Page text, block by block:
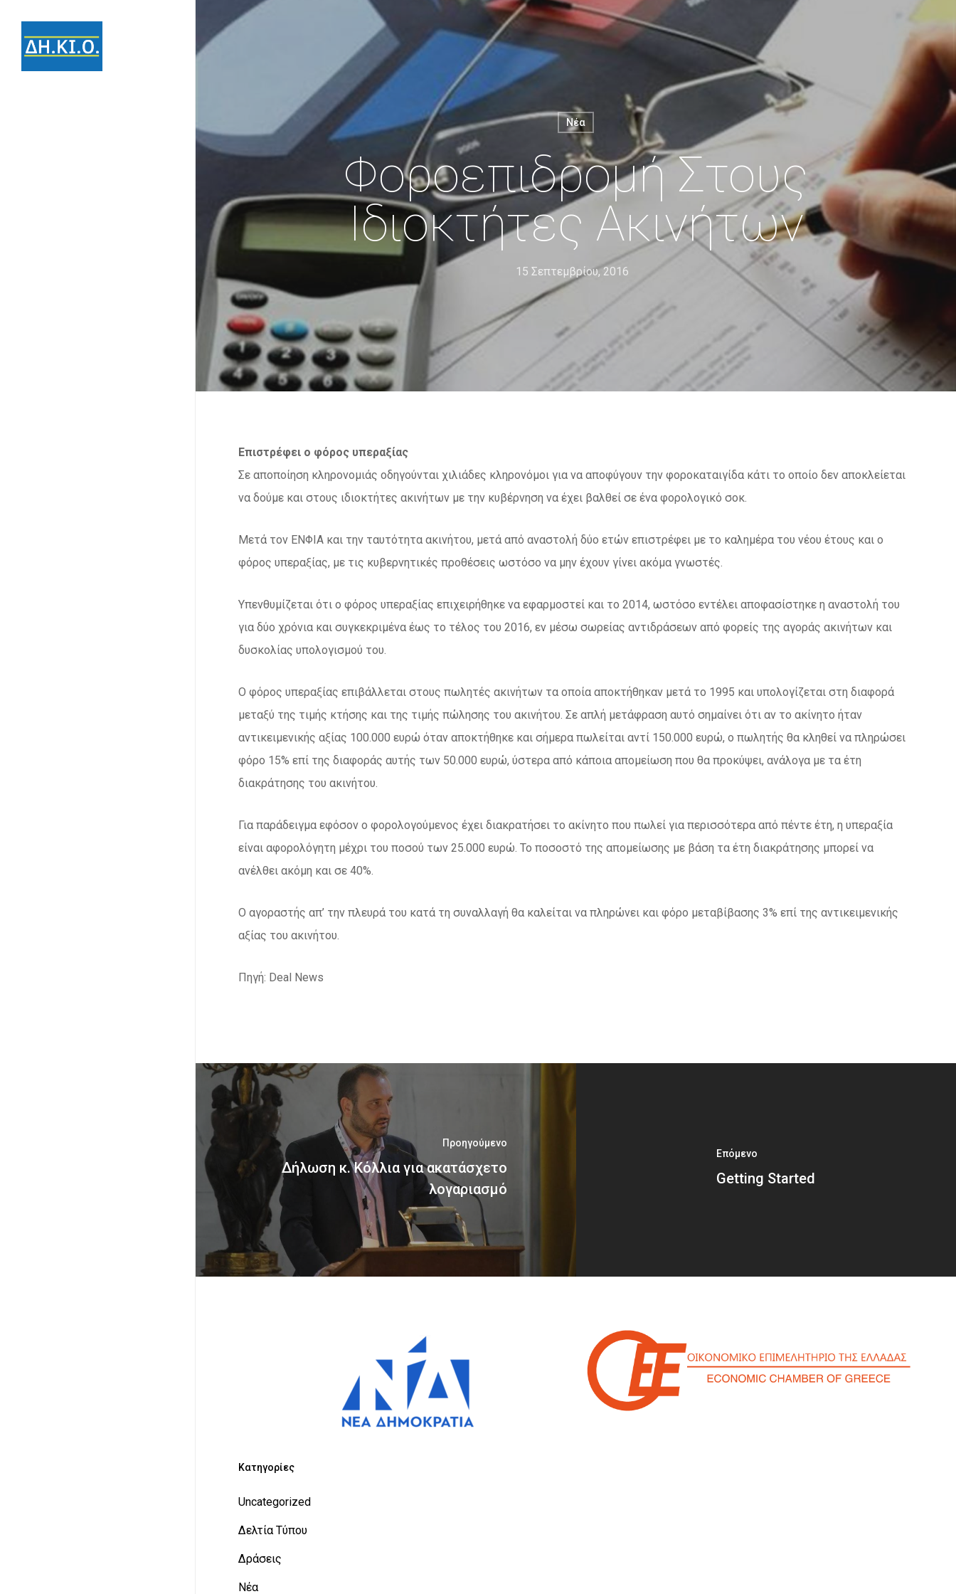
Νέα
Φοροεπιδρομή Στους
Ιδιοκτήτες Ακινήτων
15 Σεπτεμβρίου, 2016
Επιστρέφει ο φόρος υπεραξίας
Σε αποποίηση κληρονομιάς οδηγούνται χιλιάδες κληρονόμοι για να αποφύγουν την φοροκαταιγίδα κάτι το οποίο δεν αποκλείεται
να δούμε και στους ιδιοκτήτες ακινήτων με την κυβέρνηση να έχει βαλθεί σε ένα φορολογικό σοκ.
Μετά τον ΕΝΦΙΑ και την ταυτότητα ακινήτου, μετά από αναστολή δύο ετών επιστρέφει με το καλημέρα του νέου έτους και ο
φόρος υπεραξίας, με τις κυβερνητικές προθέσεις ωστόσο να μην έχουν γίνει ακόμα γνωστές.
Υπενθυμίζεται ότι ο φόρος υπεραξίας επιχειρήθηκε να εφαρμοστεί και το 2014, ωστόσο εντέλει αποφασίστηκε η αναστολή του
για δύο χρόνια και συγκεκριμένα έως το τέλος του 2016, εν μέσω σωρείας αντιδράσεων από φορείς της αγοράς ακινήτων και
δυσκολίας υπολογισμού του.
Ο φόρος υπεραξίας επιβάλλεται στους πωλητές ακινήτων τα οποία αποκτήθηκαν μετά το 1995 και υπολογίζεται στη διαφορά
μεταξύ της τιμής κτήσης και της τιμής πώλησης του ακινήτου. Σε απλή μετάφραση αυτό σημαίνει ότι αν το ακίνητο ήταν
αντικειμενικής αξίας 100.000 ευρώ όταν αποκτήθηκε και σήμερα πωλείται αντί 150.000 ευρώ, ο πωλητής θα κληθεί να πληρώσει
φόρο 15% επί της διαφοράς αυτής των 50.000 ευρώ, ύστερα από κάποια απομείωση που θα προκύψει, ανάλογα με τα έτη
διακράτησης του ακινήτου.
Για παράδειγμα εφόσον ο φορολογούμενος έχει διακρατήσει το ακίνητο που πωλεί για περισσότερα από πέντε έτη, η υπεραξία
είναι αφορολόγητη μέχρι του ποσού των 25.000 ευρώ. Το ποσοστό της απομείωσης με βάση τα έτη διακράτησης μπορεί να
ανέλθει ακόμη και σε 40%.
Ο αγοραστής απ’ την πλευρά του κατά τη συναλλαγή θα καλείται να πληρώνει και φόρο μεταβίβασης 3% επί της αντικειμενικής
αξίας του ακινήτου.
Πηγή: Deal News
Προηγούμενο
Δήλωση κ. Κόλλια για ακατάσχετο
λογαριασμό
Επόμενο
Getting Started
Kατηγορίες
Uncategorized
Δελτία Τύπου
Δράσεις
Νέα